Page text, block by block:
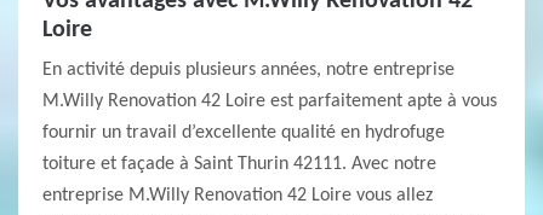
Loire
En activité depuis plusieurs années, notre entreprise
M.Willy Renovation 42 Loire est parfaitement apte à vous
fournir un travail d’excellente qualité en hydrofuge
toiture et façade à Saint Thurin 42111. Avec notre
entreprise M.Willy Renovation 42 Loire vous allez